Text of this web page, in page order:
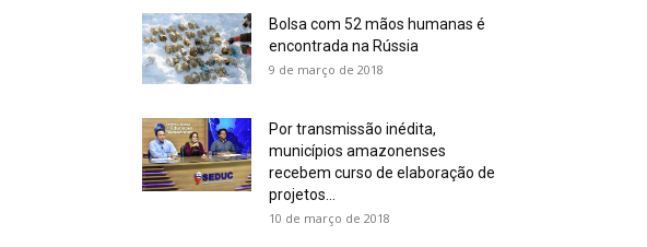
Bolsa com 52 mãos humanas é
encontrada na Rússia
9 de março de 2018
Por transmissão inédita,
municípios amazonenses
recebem curso de elaboração de
projetos...
10 de março de 2018